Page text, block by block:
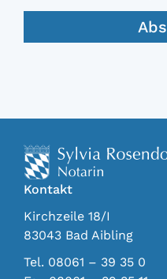
Kontakt
Kirchzeile 18/I
83043 Bad Aibling
Tel. 08061 – 39 35 0